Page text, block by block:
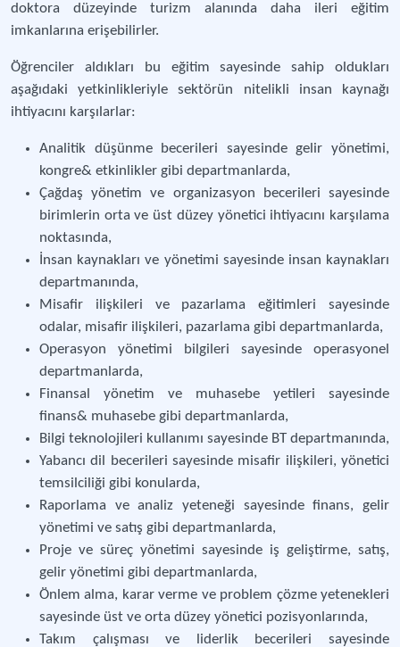
doktora düzeyinde turizm alanında daha ileri eğitim
imkanlarına erişebilirler.
Öğrenciler aldıkları bu eğitim sayesinde sahip oldukları
aşağıdaki yetkinlikleriyle sektörün nitelikli insan kaynağı
ihtiyacını karşılarlar:
Analitik düşünme becerileri sayesinde gelir yönetimi,
kongre& etkinlikler gibi departmanlarda,
Çağdaş yönetim ve organizasyon becerileri sayesinde
birimlerin orta ve üst düzey yönetici ihtiyacını karşılama
noktasında,
İnsan kaynakları ve yönetimi sayesinde insan kaynakları
departmanında,
Misafir ilişkileri ve pazarlama eğitimleri sayesinde
odalar, misafir ilişkileri, pazarlama gibi departmanlarda,
Operasyon yönetimi bilgileri sayesinde operasyonel
departmanlarda,
Finansal yönetim ve muhasebe yetileri sayesinde
finans& muhasebe gibi departmanlarda,
Bilgi teknolojileri kullanımı sayesinde BT departmanında,
Yabancı dil becerileri sayesinde misafir ilişkileri, yönetici
temsilciliği gibi konularda,
Raporlama ve analiz yeteneği sayesinde finans, gelir
yönetimi ve satış gibi departmanlarda,
Proje ve süreç yönetimi sayesinde iş geliştirme, satış,
gelir yönetimi gibi departmanlarda,
Önlem alma, karar verme ve problem çözme yetenekleri
sayesinde üst ve orta düzey yönetici pozisyonlarında,
Takım çalışması ve liderlik becerileri sayesinde